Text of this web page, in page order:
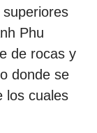
Phu
de rocas y
donde se
los cuales